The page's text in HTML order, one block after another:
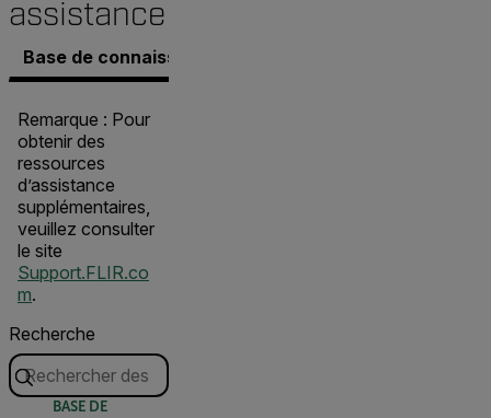
assistance
Base de connaissances
Remarque : Pour
obtenir des
ressources
d’assistance
supplémentaires,
veuillez consulter
le site
Support.FLIR.co
m.
Recherche
BASE DE